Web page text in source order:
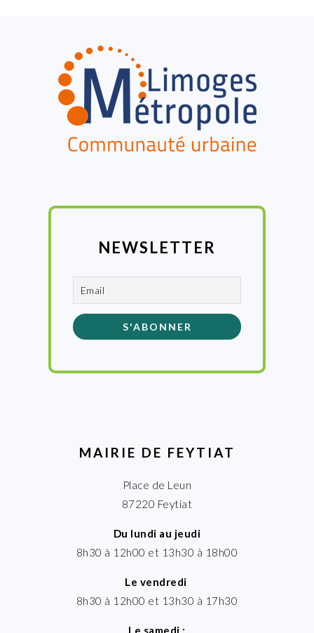
NEWSLETTER
MAIRIE DE FEYTIAT
Place de Leun
87220 Feytiat
Du lundi au jeudi
8h30 à 12h00 et 13h30 à 18h00
Le vendredi
8h30 à 12h00 et 13h30 à 17h30
Le samedi :